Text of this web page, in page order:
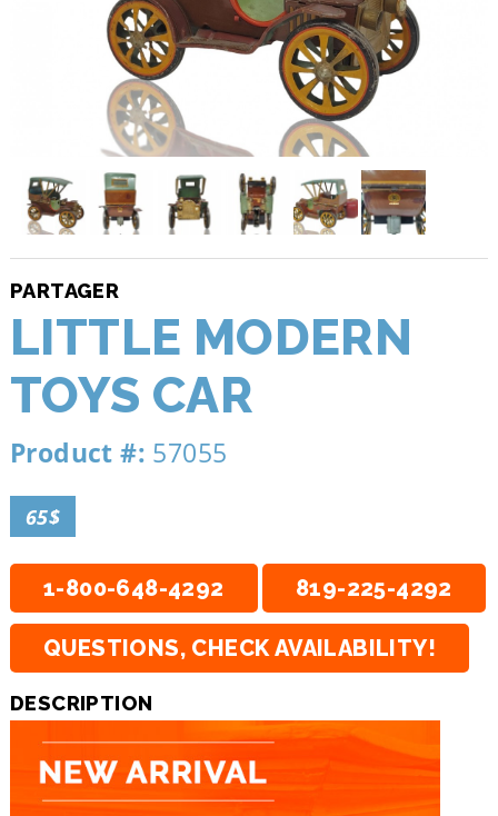
PARTAGER
LITTLE MODERN
TOYS CAR
Product #: 57055
65$
1-800-648-4292 819-225-4292
QUESTIONS, CHECK AVAILABILITY!
DESCRIPTION